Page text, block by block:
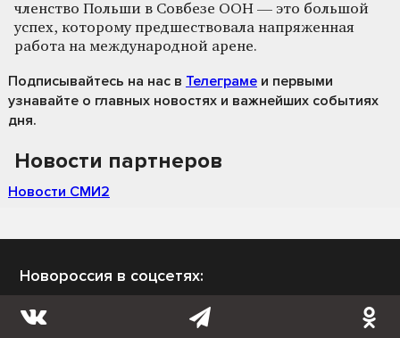
членство Польши в Совбезе ООН — это большой
успех, которому предшествовала напряженная
работа на международной арене.
Подписывайтесь на нас в Телеграме и первыми
узнавайте о главных новостях и важнейших событиях
дня.
Новости партнеров
Новости СМИ2
Новороссия в соцсетях: